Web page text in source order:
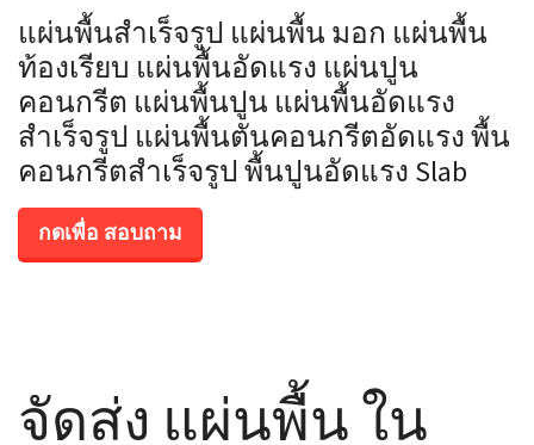
แผ่นพื้นสำเร็จรูป แผ่นพื้น มอก แผ่นพื้น
ท้องเรียบ แผ่นพื้นอัดแรง แผ่นปูน
คอนกรีต แผ่นพื้นปูน แผ่นพื้นอัดแรง
สำเร็จรูป แผ่นพื้นตันคอนกรีตอัดแรง พื้น
คอนกรีตสำเร็จรูป พื้นปูนอัดแรง Slab
กดเพื่อ สอบถาม
จัดส่ง แผ่นพื้น ใน